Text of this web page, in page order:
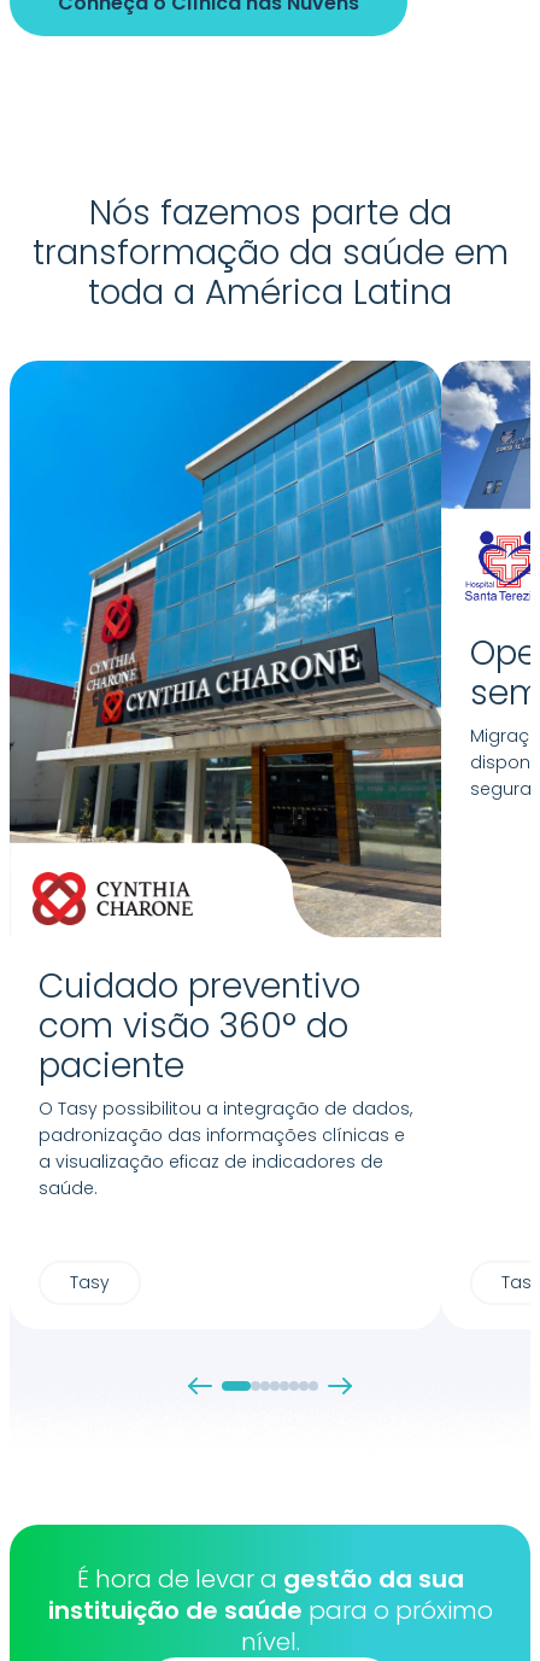
Nós fazemos parte da
transformação da saúde em
toda a América Latina
Cuidado preventivo
com visão 360° do
paciente
O Tasy possibilitou a integração de dados,
padronização das informações clínicas e
a visualização eficaz de indicadores de
saúde.
Tasy
É hora de levar a gestão da sua
instituição de saúde para o próximo
nível.